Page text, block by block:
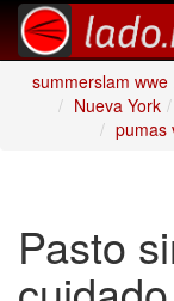
summerslam wwe
Nueva York
pumas
Pasto